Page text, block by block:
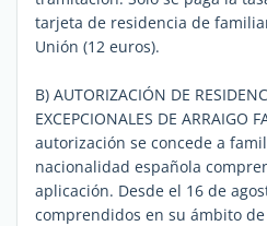
tarjeta de residencia de
Unión (12 euros).
B) AUTORIZACIÓN DE
EXCEPCIONALES DE ARRAIGO
autorización se concede a
nacionalidad española
aplicación. Desde el 16 de
comprendidos en su ámbito